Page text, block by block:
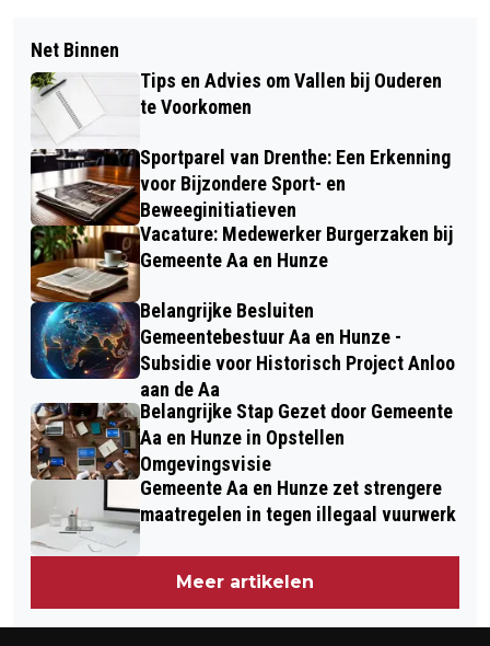
Net Binnen
Tips en Advies om Vallen bij Ouderen
te Voorkomen
Sportparel van Drenthe: Een Erkenning
voor Bijzondere Sport- en
Beweeginitiatieven
Vacature: Medewerker Burgerzaken bij
Gemeente Aa en Hunze
Belangrijke Besluiten
Gemeentebestuur Aa en Hunze -
Subsidie voor Historisch Project Anloo
aan de Aa
Belangrijke Stap Gezet door Gemeente
Aa en Hunze in Opstellen
Omgevingsvisie
Gemeente Aa en Hunze zet strengere
maatregelen in tegen illegaal vuurwerk
Meer artikelen